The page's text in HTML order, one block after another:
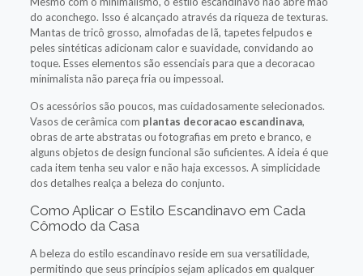
do aconchego. Isso é alcançado através da riqueza de texturas.
Mantas de tricô grosso, almofadas de lã, tapetes felpudos e
peles sintéticas adicionam calor e suavidade, convidando ao
toque. Esses elementos são essenciais para que a decoracao
minimalista não pareça fria ou impessoal.
Os acessórios são poucos, mas cuidadosamente selecionados.
Vasos de cerâmica com plantas decoracao escandinava,
obras de arte abstratas ou fotografias em preto e branco, e
alguns objetos de design funcional são suficientes. A ideia é que
cada item tenha seu valor e não haja excessos. A simplicidade
dos detalhes realça a beleza do conjunto.
Como Aplicar o Estilo Escandinavo em Cada
Cômodo da Casa
A beleza do estilo escandinavo reside em sua versatilidade,
permitindo que seus princípios sejam aplicados em qualquer